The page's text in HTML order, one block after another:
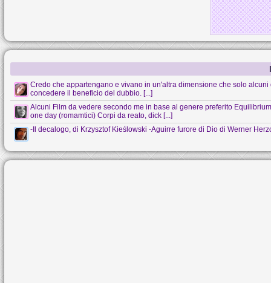
Credo che appartengano e vivano in un'altra dimensione che solo
concedere il beneficio del dubbio. [...]
Alcuni Film da vedere secondo me in base al genere preferito
one day (romamtici) Corpi da reato, dick [...]
-Il decalogo, di Krzysztof Kieślowski -Aguirre furore di Dio di Werner